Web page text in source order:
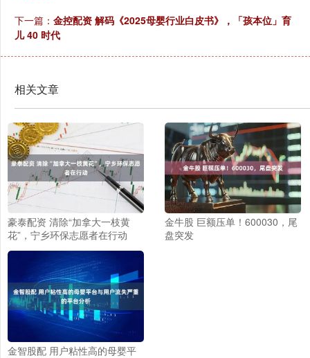
下一篇： 金控配资 解码《2025母婴行业白皮书》，「孩本位」育
儿 40 时代
相关文章
豪泰配资 清除“加拿大一枝黄
花”，宁乡环保志愿者在行动
金牛股 巨额压单！600030，尾
盘突发
金智股配 用户粘性高的母婴平